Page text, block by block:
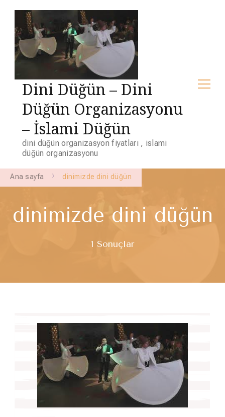
Dini Düğün – Dini
Düğün Organizasyonu
– İslami Düğün
dini düğün organizasyon fiyatları , islami
düğün organizasyonu
Ana sayfa dinimizde dini düğün
dinimizde dini düğün
1 Sonuçlar